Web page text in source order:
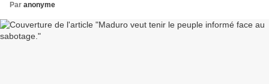
Par anonyme